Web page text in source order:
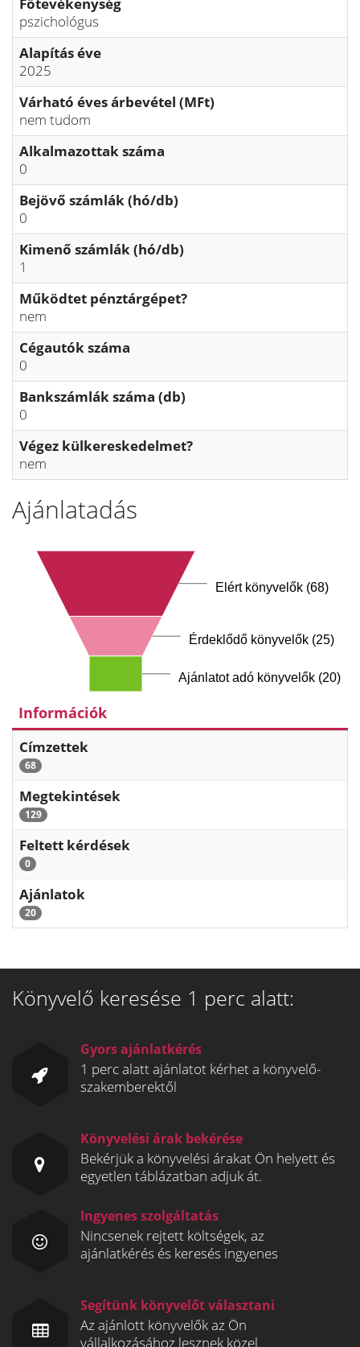
pszichológus
Alapítás éve
2025
Várható éves árbevétel (MFt)
nem tudom
Alkalmazottak száma
0
Bejövő számlák (hó/db)
0
Kimenő számlák (hó/db)
1
Működtet pénztárgépet?
nem
Cégautók száma
0
Bankszámlák száma (db)
0
Végez külkereskedelmet?
nem
Ajánlatadás
Elért könyvelők (68)
Érdeklődő könyvelők (25)
Ajánlatot adó könyvelők (20)
Információk
Címzettek
68
Megtekintések
129
Feltett kérdések
0
Ajánlatok
20
Könyvelő keresése 1 perc alatt:
Gyors ajánlatkérés
1 perc alatt ajánlatot kérhet a könyvelő-
szakemberektől
Könyvelési árak bekérése
Bekérjük a könyvelési árakat Ön helyett és
egyetlen táblázatban adjuk át.
Ingyenes szolgáltatás
Nincsenek rejtett költségek, az
ajánlatkérés és keresés ingyenes
Segítünk könyvelőt választani
Az ajánlott könyvelők az Ön
vállalkozásához lesznek közel